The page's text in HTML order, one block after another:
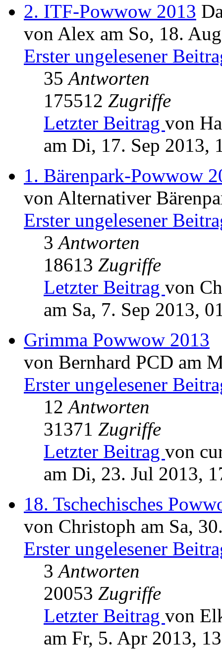
2. ITF-Powwow 2013
von Alex am So, 18.
Erster ungelesener
35Antworten
175512 Zugriffe
Letzter Beitrag von
am Di, 17. Sep 2013,
1. Bärenpark-Powwow
von Alternativer
Erster ungelesener
3Antworten
18613 Zugriffe
Letzter Beitrag von
am Sa, 7. Sep 2013,
Grimma Powwow 2013
von Bernhard PCD am
Erster ungelesener
12Antworten
31371 Zugriffe
Letzter Beitrag von
am Di, 23. Jul 2013,
18. Tschechisches
von Christoph am Sa,
Erster ungelesener
3Antworten
20053 Zugriffe
Letzter Beitrag von
am Fr, 5. Apr 2013,